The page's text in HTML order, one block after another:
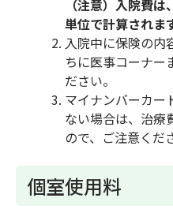
（注意）入院費
単位で計算されま
入院中に保険の内
ちに医事コーナー
ださい。
マイナンバーカー
ない場合は、治療
ので、ご注意くだ
個室使用料